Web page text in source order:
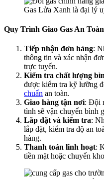
Gas Lửa Xanh là đại lý
Quy Trình Giao Gas An
Tiếp nhận đơn hàng:
thông tin và xác nhận
trực tuyến.
Kiểm tra chất lượng
được kiểm tra kỹ lưỡng
chuẩn an toàn.
Giao hàng tận nơi: Đội
tình sẽ vận chuyển bình
Lắp đặt và kiểm tra:
lắp đặt, kiểm tra độ an
hàng.
Thanh toán linh hoạt:
tiền mặt hoặc chuyển